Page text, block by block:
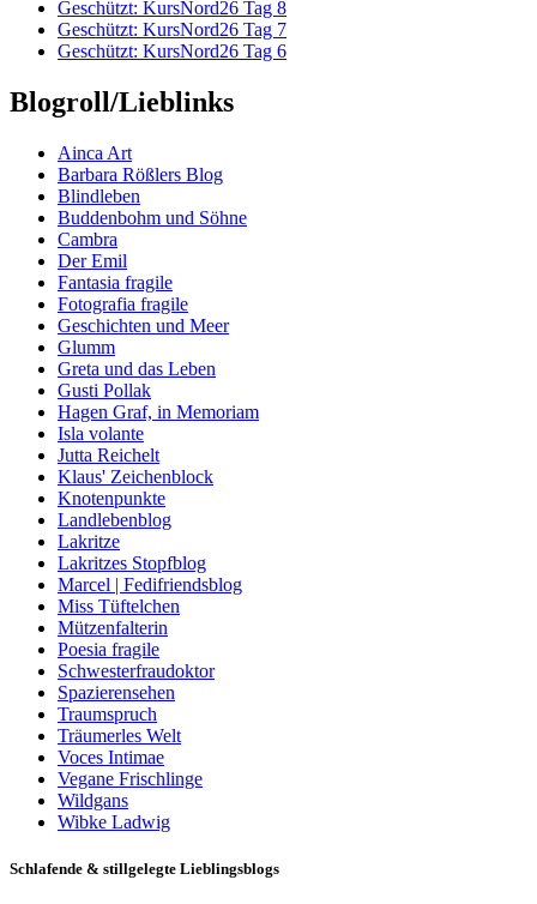
Geschützt: KursNord26 Tag 8
Geschützt: KursNord26 Tag 7
Geschützt: KursNord26 Tag 6
Blogroll/Lieblinks
Ainca Art
Barbara Rößlers Blog
Blindleben
Buddenbohm und Söhne
Cambra
Der Emil
Fantasia fragile
Fotografia fragile
Geschichten und Meer
Glumm
Greta und das Leben
Gusti Pollak
Hagen Graf, in Memoriam
Isla volante
Jutta Reichelt
Klaus' Zeichenblock
Knotenpunkte
Landlebenblog
Lakritze
Lakritzes Stopfblog
Marcel | Fedifriendsblog
Miss Tüftelchen
Mützenfalterin
Poesia fragile
Schwesterfraudoktor
Spazierensehen
Traumspruch
Träumerles Welt
Voces Intimae
Vegane Frischlinge
Wildgans
Wibke Ladwig
Schlafende & stillgelegte Lieblingsblogs